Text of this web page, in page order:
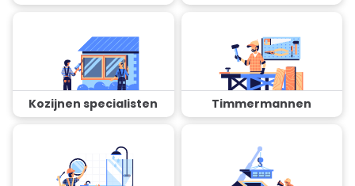
Kozijnen specialisten Timmermannen